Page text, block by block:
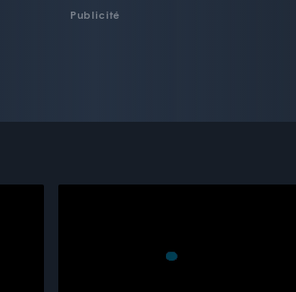
Publicité